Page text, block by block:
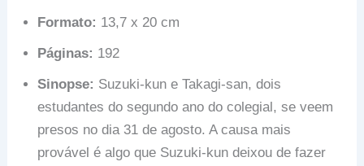
Formato: 13,7 x 20 cm
Páginas: 192
Sinopse: Suzuki-kun e Takagi-san, dois
estudantes do segundo ano do colegial, se veem
presos no dia 31 de agosto. A causa mais
provável é algo que Suzuki-kun deixou de fazer